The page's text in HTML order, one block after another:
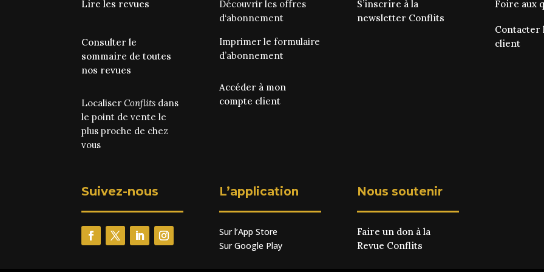
Lire les revues
Consulter le
sommaire de toutes
nos revues
LocaliserConflits dans
le point de vente le
plus proche de chez
vous
Découvrir les offres
d‘abonnement
Imprimer leformulaire
d’abonnement
Accéder à mon
compte client
S’inscrire à la
newsletter Conflits
Foire aux
Contacter
client
Suivez-nous L’application
Sur l’App Store
Sur Google Play
Nous soutenir
Faire un don à la
Revue Conflits